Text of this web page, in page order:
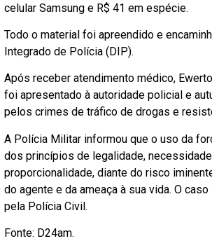
celular Samsung e R$ 41 em espécie.
Todo o material foi apreendido e
Integrado de Polícia (DIP).
Após receber atendimento médico,
foi apresentado à autoridade policial e
pelos crimes de tráfico de drogas e
A Polícia Militar informou que o uso da
dos princípios de legalidade,
proporcionalidade, diante do risco
do agente e da ameaça à sua vida. O
pela Polícia Civil.
Fonte: D24am.